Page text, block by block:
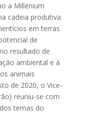
a Millenium
cadeia produtiva
em terras
de
resultado de
ambiental e à
animais
de 2020, o Vice-
reuniu-se com
temas do